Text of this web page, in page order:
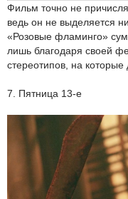
Фильм точно не
ведь он не выделяется
«Розовые фламинго»
лишь благодаря своей
стереотипов, на
7. Пятница 13-е